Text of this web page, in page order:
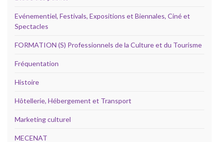
Evénementiel, Festivals, Expositions et Biennales, Ciné et
Spectacles
FORMATION (S) Professionnels de la Culture et du Tourisme
Fréquentation
Histoire
Hôtellerie, Hébergement et Transport
Marketing culturel
MECENAT